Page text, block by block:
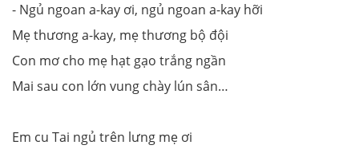
- Ngủ ngoan a-kay ơi, ngủ ngoan a-kay hỡi
Mẹ thương a-kay, mẹ thương bộ đội
Con mơ cho mẹ hạt gạo trắng ngần
Mai sau con lớn vung chày lún sân…
Em cu Tai ngủ trên lưng mẹ ơi